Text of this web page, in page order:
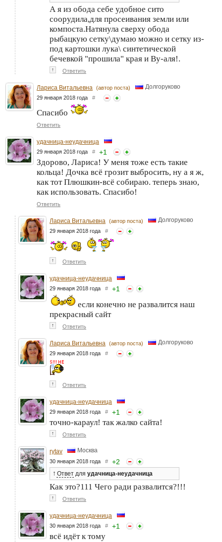
А я из обода себе удобное сито
соорудила,для просеивания земли или
компоста.Натянула сверху обода
рыбацкую сетку\думаю можно и сетку из-
под картошки лука\ синтетической
бечевкой "прошила" края и Ву-аля!.
↑ Ответить
Лариса Витальевна (автор поста) Долгоруково
29 января 2018 года #
Спасибо
Ответить
удачница-неудачница
29 января 2018 года # +1
Здорово, Лариса! У меня тоже есть такие
кольца! Дочка всё грозит выбросить, ну а я ж,
как тот Плюшкин-всё собираю. теперь знаю,
как использовать. Спасибо!
Ответить
Лариса Витальевна (автор поста) Долгоруково
29 января 2018 года #
↑ Ответить
удачница-неудачница
29 января 2018 года # +1
если конечно не развалится наш
прекрасный сайт
↑ Ответить
Лариса Витальевна (автор поста) Долгоруково
29 января 2018 года #
↑ Ответить
удачница-неудачница
29 января 2018 года # +1
точно-караул! так жалко сайта!
↑ Ответить
rytav Москва
30 января 2018 года # +2
↑ Ответ для удачница-неудачница
Как это?111 Чего ради развалится?!!!
↑ Ответить
удачница-неудачница
30 января 2018 года # +1
всё идёт к тому